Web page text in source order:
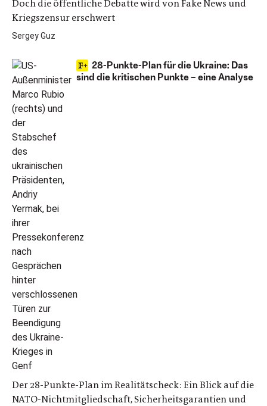
Doch die öffentliche Debatte wird von Fake News und
Kriegszensur erschwert
Sergey Guz
28-Punkte-Plan für die Ukraine: Das
sind die kritischen Punkte – eine Analyse
Der 28-Punkte-Plan im Realitätscheck: Ein Blick auf die
NATO-Nichtmitgliedschaft, Sicherheitsgarantien und